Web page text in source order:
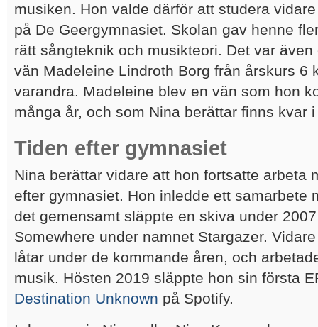
musiken. Hon valde därför att studera
på De Geergymnasiet. Skolan gav henne
rätt sångteknik och musikteori. Det var
vän Madeleine Lindroth Borg från årskurs 6
varandra. Madeleine blev en vän som hon
många år, och som Nina berättar finns kvar
Tiden efter gymnasiet
Nina berättar vidare att hon fortsatte arbeta
efter gymnasiet. Hon inledde ett samarbete
det gemensamt släppte en skiva under
Somewhere under namnet Stargazer.
låtar under de kommande åren, och
musik. Hösten 2019 släppte hon sin första
Destination Unknown på Spotify.